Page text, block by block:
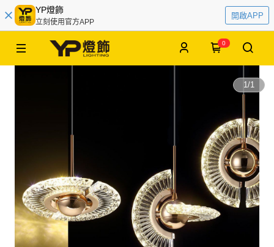
YP燈飾
立刻使用官方APP
開啟APP
0
1/1